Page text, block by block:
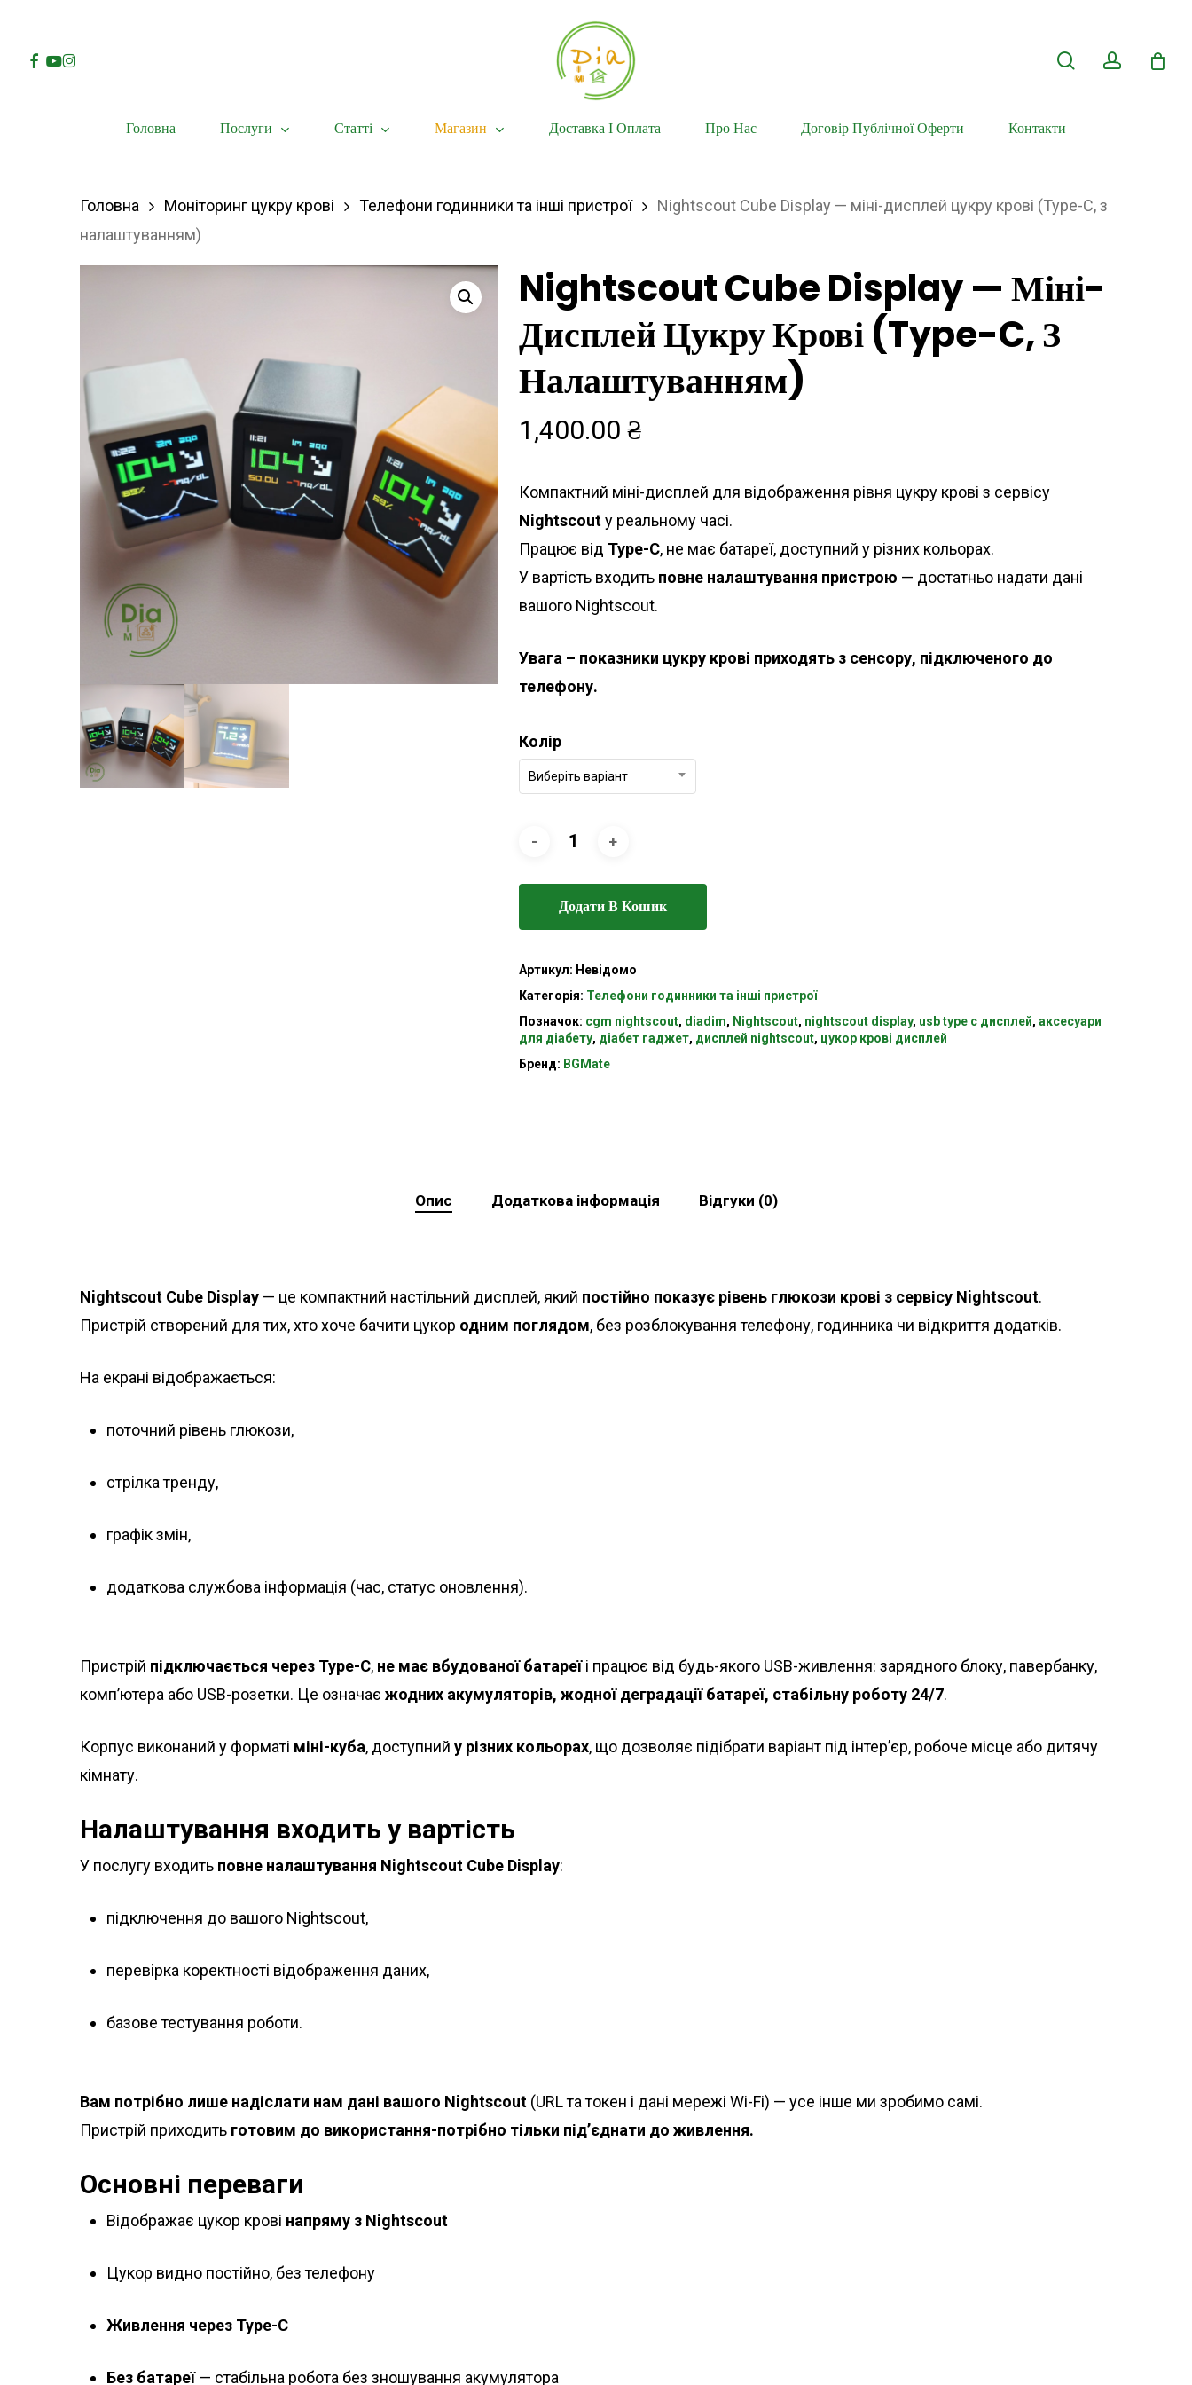
mainFacebook
Youtube
Instagram
Головна Послуги Статті Магазин Доставка І Оплата Про Нас Договір Публічної Оферти Контакти
Головна Моніторинг цукру крові Телефони годинники та інші пристрої
Nightscout Cube Display — міні-дисплей цукру крові (Type-C, з
налаштуванням)
Nightscout Cube Display — Міні-
Дисплей Цукру Крові (Type-C, З
Налаштуванням)
1,400.00 ₴
Компактний міні-дисплей для відображення рівня цукру крові з сервісу
Nightscoutу реальному часі.
Працює від Type-C, не має батареї, доступний у різних кольорах.
У вартість входить повне налаштування пристрою — достатньо надати дані
вашого Nightscout.
Увага – показники цукру крові приходять з сенсору, підключеного до
телефону.
Колір
Виберіть варіант
Додати В Кошик
Артикул: Невідомо
Категорія: Телефони годинники та інші пристрої
Позначок: cgm nightscout, diadim, Nightscout, nightscout display, usb type c дисплей, аксесуари
для діабету, діабет гаджет, дисплей nightscout, цукор крові дисплей
Бренд: BGMate
Опис Додаткова інформація Відгуки (0)
Nightscout Cube Display — це компактний настільний дисплей, який постійно показує рівень глюкози крові з сервісу Nightscout.
Пристрій створений для тих, хто хоче бачити цукор одним поглядом, без розблокування телефону, годинника чи відкриття додатків.
На екрані відображається:
поточний рівень глюкози,
стрілка тренду,
графік змін,
додаткова службова інформація (час, статус оновлення).
Пристрій підключається через Type-C, не має вбудованої батареїі працює від будь-якого USB-живлення: зарядного блоку, павербанку,
комп’ютера або USB-розетки. Це означає жодних акумуляторів, жодної деградації батареї, стабільну роботу 24/7.
Корпус виконаний у форматі міні-куба, доступний у різних кольорах, що дозволяє підібрати варіант під інтер’єр, робоче місце або дитячу
кімнату.
Налаштування входить у вартість
У послугу входить повне налаштування Nightscout Cube Display:
підключення до вашого Nightscout,
перевірка коректності відображення даних,
базове тестування роботи.
Вам потрібно лише надіслати нам дані вашого Nightscout (URL та токен і дані мережі Wi-Fi) — усе інше ми зробимо самі.
Пристрій приходить готовим до використання-потрібно тільки під’єднати до живлення.
Основні переваги
Відображає цукор крові напряму з Nightscout
Цукор видно постійно, без телефону
Живлення через Type-C
Без батареї— стабільна робота без зношування акумулятора